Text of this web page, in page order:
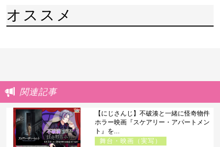
オススメ
関連記事
【にじさんじ】不破湊と一緒に怪奇物件
ホラー映画『スケアリー・アパートメン
ト』を...
舞台・映画（実写）